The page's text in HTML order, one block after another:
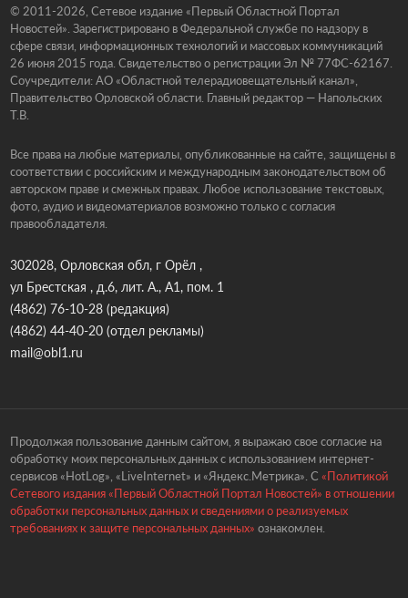
© 2011-2026, Сетевое издание «Первый Областной Портал
Новостей». Зарегистрировано в Федеральной службе по надзору в
сфере связи, информационных технологий и массовых коммуникаций
26 июня 2015 года. Свидетельство о регистрации Эл № 77ФС-62167.
Соучредители: АО «Областной телерадиовещательный канал»,
Правительство Орловской области. Главный редактор — Напольских
Т.В.
Все права на любые материалы, опубликованные на сайте, защищены в
соответствии с российским и международным законодательством об
авторском праве и смежных правах. Любое использование текстовых,
фото, аудио и видеоматериалов возможно только с согласия
правообладателя.
302028, Орловская обл, г Орёл ,
ул Брестская , д.6, лит. А., А1, пом. 1
(4862) 76-10-28(редакция)
(4862) 44-40-20(отдел рекламы)
mail@obl1.ru
Продолжая пользование данным сайтом, я выражаю свое согласие на
обработку моих персональных данных с использованием интернет-
сервисов «HotLog», «LiveInternet» и «Яндекс.Метрика». С «Политикой
Сетевого издания «Первый Областной Портал Новостей» в отношении
обработки персональных данных и сведениями о реализуемых
требованиях к защите персональных данных» ознакомлен.